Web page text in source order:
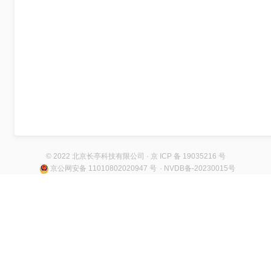
© 2022 北京长亭科技有限公司 · 京 ICP 备 19035216 号
京公网安备 11010802020947 号 · NVDB备-20230015号